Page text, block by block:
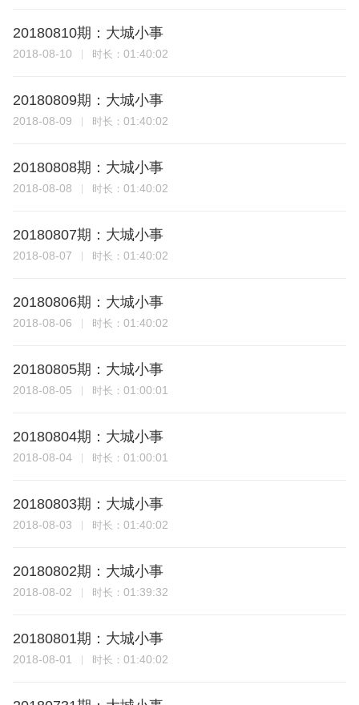
20180810期：大城小事
2018-08-10 时长： 01:40:02
20180809期：大城小事
2018-08-09 时长： 01:40:02
20180808期：大城小事
2018-08-08 时长： 01:40:02
20180807期：大城小事
2018-08-07 时长： 01:40:02
20180806期：大城小事
2018-08-06 时长： 01:40:02
20180805期：大城小事
2018-08-05 时长： 01:00:01
20180804期：大城小事
2018-08-04 时长： 01:00:01
20180803期：大城小事
2018-08-03 时长： 01:40:02
20180802期：大城小事
2018-08-02 时长： 01:39:32
20180801期：大城小事
2018-08-01 时长： 01:40:02